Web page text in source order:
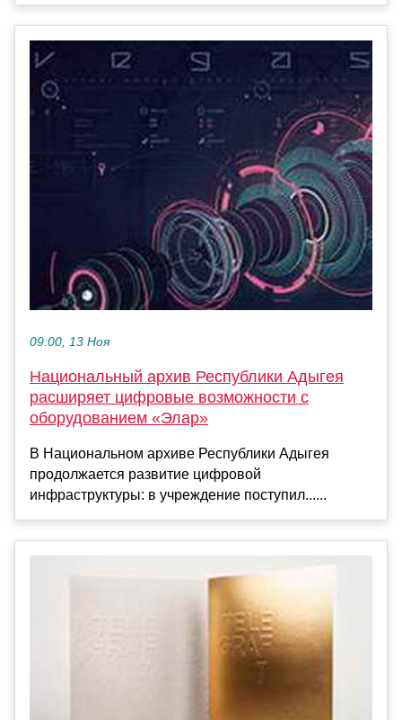
09:00, 13 Ноя
Национальный архив Республики Адыгея
расширяет цифровые возможности с
оборудованием «Элар»
В Национальном архиве Республики Адыгея
продолжается развитие цифровой
инфраструктуры: в учреждение поступил......